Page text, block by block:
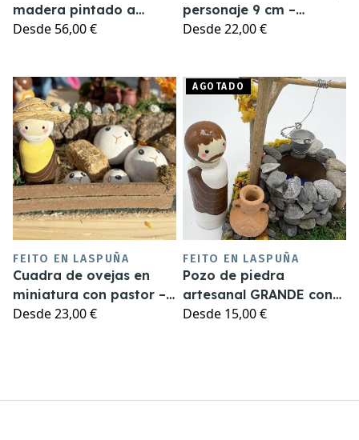
madera pintado a
mano – Figuras de 9 cm
Desde 56,00 €
personaje 9 cm –
Complemento artesanal
Desde22,00 €
FEITO EN LASPUÑA
Cuadra de ovejas en
miniatura con pastor –
Accesorio artesanal
Desde23,00 €
AGOTADO
FEITO EN LASPUÑA
Pozo de piedra
artesanal GRANDE con
personaje de 9cm -
Desde 15,00 €